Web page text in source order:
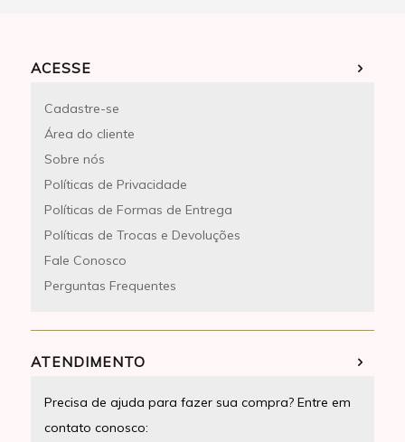
ACESSE
Cadastre-se
Área do cliente
Sobre nós
Políticas de Privacidade
Políticas de Formas de Entrega
Políticas de Trocas e Devoluções
Fale Conosco
Perguntas Frequentes
ATENDIMENTO
Precisa de ajuda para fazer sua compra? Entre em
contato conosco: